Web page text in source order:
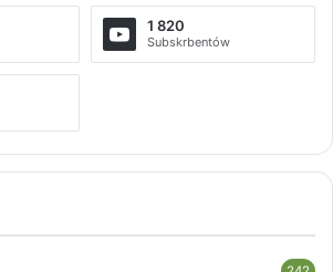
1 820
Subskrbentów